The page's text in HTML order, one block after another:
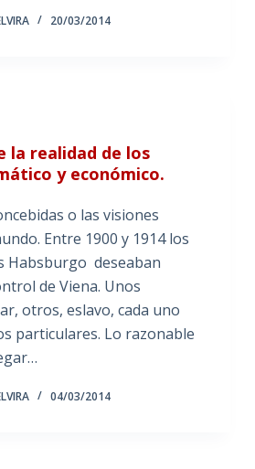
20/03/2014
la realidad de los
y económico.
o las visiones
Entre 1900 y 1914 los
Habsburgo deseaban
de Viena. Unos
otros, eslavo, cada uno
particulares. Lo razonable
04/03/2014